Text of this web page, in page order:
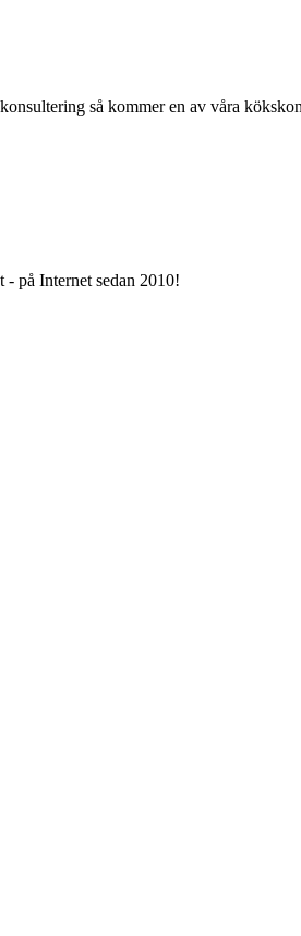
så kommer en av våra
- på Internet sedan 2010!